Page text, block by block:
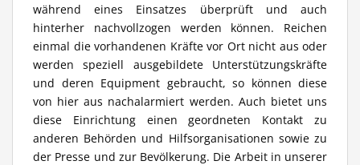
während eines Einsatzes überprüft und auch
hinterher nachvollzogen werden können. Reichen
einmal die vorhandenen Kräfte vor Ort nicht aus oder
werden speziell ausgebildete Unterstützungskräfte
und deren Equipment gebraucht, so können diese
von hier aus nachalarmiert werden. Auch bietet uns
diese Einrichtung einen geordneten Kontakt zu
anderen Behörden und Hilfsorganisationen sowie zu
der Presse und zur Bevölkerung. Die Arbeit in unserer